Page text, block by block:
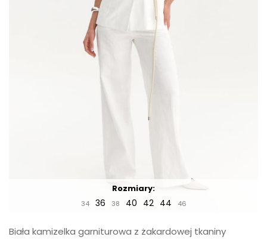
Rozmiary:
34 36 38 40 42 44 46
Biała kamizelka garniturowa z żakardowej tkaniny